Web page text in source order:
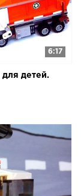
6:17
для детей.